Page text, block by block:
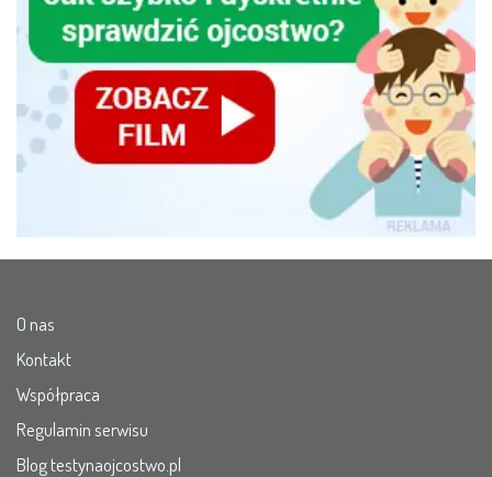
O nas
Kontakt
Współpraca
Regulamin serwisu
Blog testynaojcostwo.pl